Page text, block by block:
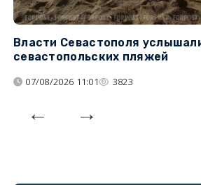
Власти Севастополя
севастопольских пляжей
07/08/2026 11:01 3823